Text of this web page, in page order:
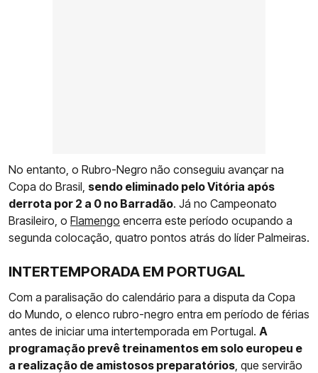
No entanto, o Rubro-Negro não conseguiu avançar na
Copa do Brasil, sendo eliminado pelo Vitória após
derrota por 2 a 0 no Barradão. Já no Campeonato
Brasileiro, o Flamengo encerra este período ocupando a
segunda colocação, quatro pontos atrás do líder Palmeiras.
INTERTEMPORADA EM PORTUGAL
Com a paralisação do calendário para a disputa da Copa
do Mundo, o elenco rubro-negro entra em período de férias
antes de iniciar uma intertemporada em Portugal. A
programação prevê treinamentos em solo europeu e
a realização de amistosos preparatórios , que servirão